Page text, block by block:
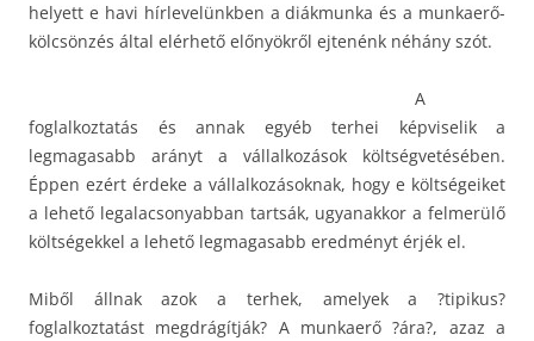
helyett e havi hírlevelünkben a diákmunka és a munkaerő-
kölcsönzés által elérhető előnyökről ejtenénk néhány szót.
A
foglalkoztatás és annak egyéb terhei képviselik a
legmagasabb arányt a vállalkozások költségvetésében.
Éppen ezért érdeke a vállalkozásoknak, hogy e költségeiket
a lehető legalacsonyabban tartsák, ugyanakkor a felmerülő
költségekkel a lehető legmagasabb eredményt érjék el.
Miből állnak azok a terhek, amelyek a ?tipikus?
foglalkoztatást megdrágítják? A munkaerő ?ára?, azaz a